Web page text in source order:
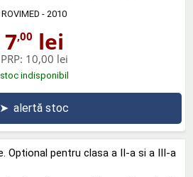
ROVIMED - 2010
7,00 lei
PRP: 10,00 lei
stoc indisponibil
➤ alertă stoc